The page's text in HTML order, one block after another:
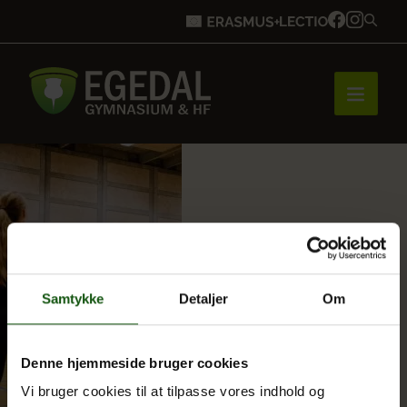
Samtykke Detaljer Om
Denne hjemmeside bruger cookies
Vi bruger cookies til at tilpasse vores indhold og
Bliv elev
Vores uddannelser